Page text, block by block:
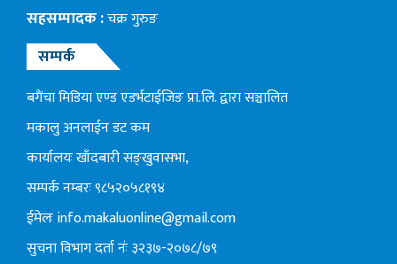
सहसम्पादक :चक्र गुरुङ
सम्पर्क
बगैंचा मिडिया एण्ड एडर्भटाईजिङ प्रा.लि. द्वारा सञ्चालित
मकालु अनलाईन डट कम
कार्यालयः खाँदबारी सङ्खुवासभा,
सम्पर्क नम्बरः ९८५२०५८१९४
ईमेलःinfo.makaluonline@gmail.com
सुचना विभाग दर्ता नंः ३२३७-२०७८/७९